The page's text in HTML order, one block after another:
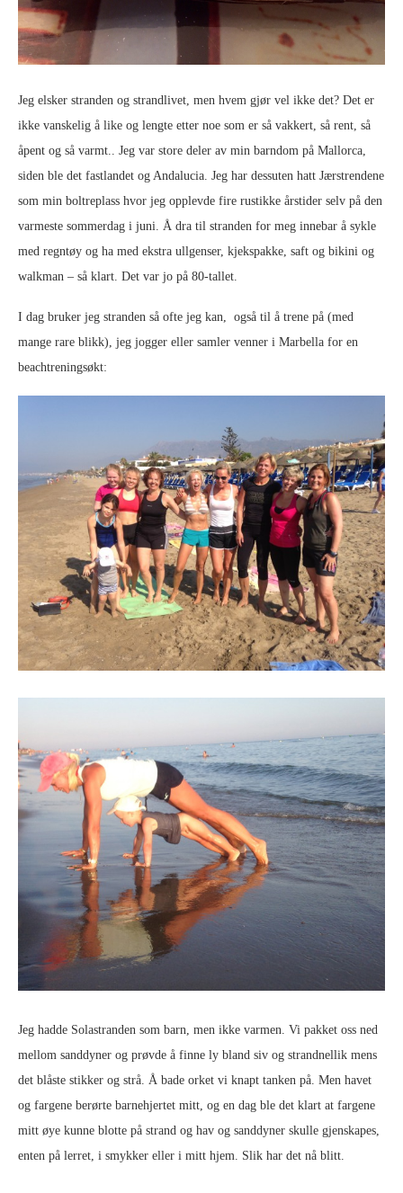
Jeg elsker stranden og strandlivet, men hvem gjør vel ikke det? Det er
ikke vanskelig å like og lengte etter noe som er så vakkert, så rent, så
åpent og så varmt.. Jeg var store deler av min barndom på Mallorca,
siden ble det fastlandet og Andalucia. Jeg har dessuten hatt Jærstrendene
som min boltreplass hvor jeg opplevde fire rustikke årstider selv på den
varmeste sommerdag i juni. Å dra til stranden for meg innebar å sykle
med regntøy og ha med ekstra ullgenser, kjekspakke, saft og bikini og
walkman – så klart. Det var jo på 80-tallet.
I dag bruker jeg stranden så ofte jeg kan, også til å trene på (med
mange rare blikk), jeg jogger eller samler venner i Marbella for en
beachtreningsøkt:
Jeg hadde Solastranden som barn, men ikke varmen. Vi pakket oss ned
mellom sanddyner og prøvde å finne ly bland siv og strandnellik mens
det blåste stikker og strå. Å bade orket vi knapt tanken på. Men havet
og fargene berørte barnehjertet mitt, og en dag ble det klart at fargene
mitt øye kunne blotte på strand og hav og sanddyner skulle gjenskapes,
enten på lerret, i smykker eller i mitt hjem. Slik har det nå blitt.